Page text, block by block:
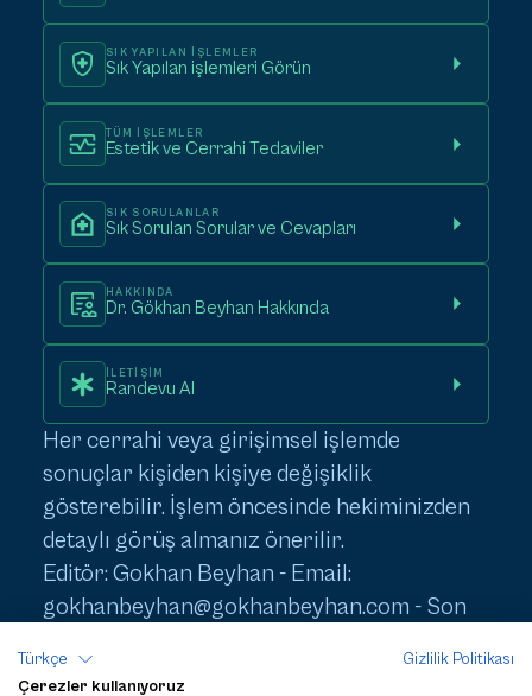
SIK YAPILAN IŞLEMLER
Sık Yapılan işlemleri Görün
TÜM IŞLEMLER
Estetik ve Cerrahi Tedaviler
SIK SORULANLAR
Sık Sorulan Sorular ve Cevapları
HAKKINDA
Dr. Gökhan Beyhan Hakkında
İLETIŞIM
Randevu Al
Her cerrahi veya girişimsel işlemde
sonuçlar kişiden kişiye değişiklik
gösterebilir. İşlem öncesinde hekiminizden
detaylı görüş almanız önerilir.
Editör: Gokhan Beyhan - Email:
gokhanbeyhan@gokhanbeyhan.com - Son
Türkçe
Gizlilik Politikası
Çerezler kullanıyoruz